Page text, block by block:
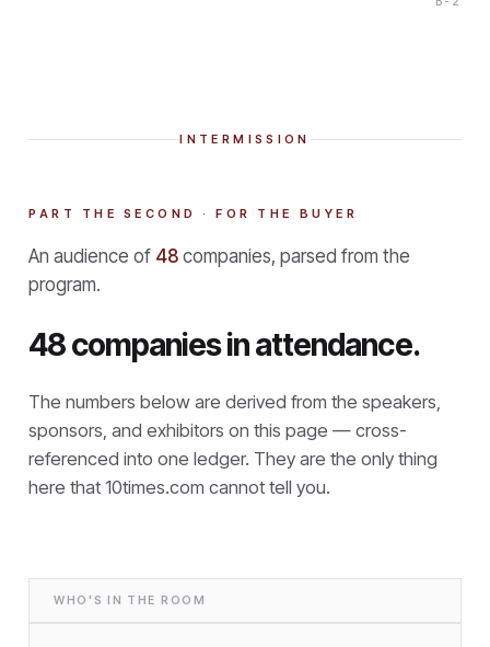
INTERMISSION
PART THE SECOND · FOR THE BUYER
An audience of 48 companies, parsed from the
program.
48 companies in attendance.
The numbers below are derived from the speakers,
sponsors, and exhibitors on this page — cross-
referenced into one ledger. They are the only thing
here that 10times.com cannot tell you.
WHO'S IN THE ROOM